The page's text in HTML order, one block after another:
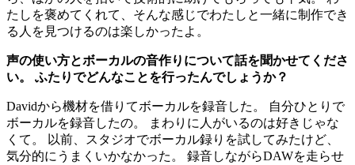
たしを褒めてくれて、そんな感じでわたしと一緒に制作でき
る人を見つけるのは楽しかったよ。
声の使い方とボーカルの音作りについて話を聞かせてくださ
い。 ふたりでどんなことを行ったんでしょうか？
Davidから機材を借りてボーカルを録音した。 自分ひとりで
ボーカルを録音したの。 まわりに人がいるのは好きじゃな
くて。 以前、スタジオでボーカル録りを試してみたけど、
気分的にうまくいかなかった。 録音しながらDAWを走らせ